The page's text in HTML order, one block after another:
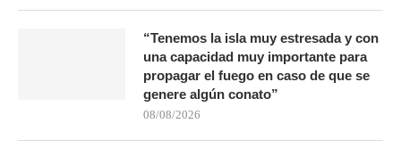
“Tenemos la isla muy estresada y con
una capacidad muy importante para
propagar el fuego en caso de que se
genere algún conato”
08/08/2026